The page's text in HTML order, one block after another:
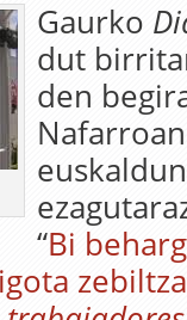
Gaurko
dut
den
“Bi